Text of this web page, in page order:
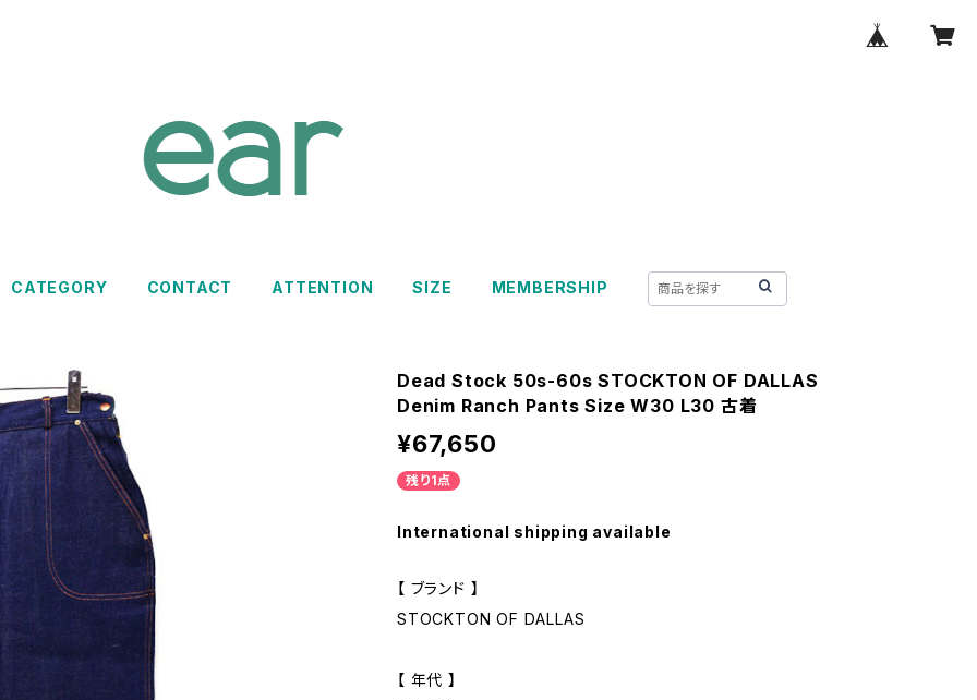
CATEGORY CONTACT ATTENTION SIZE MEMBERSHIP
Dead Stock 50s-60s STOCKTON OF DALLAS
Denim Ranch Pants Size W30 L30 古着
¥67,650
残り1点
International shipping available
【 ブランド 】
STOCKTON OF DALLAS
【 年代 】